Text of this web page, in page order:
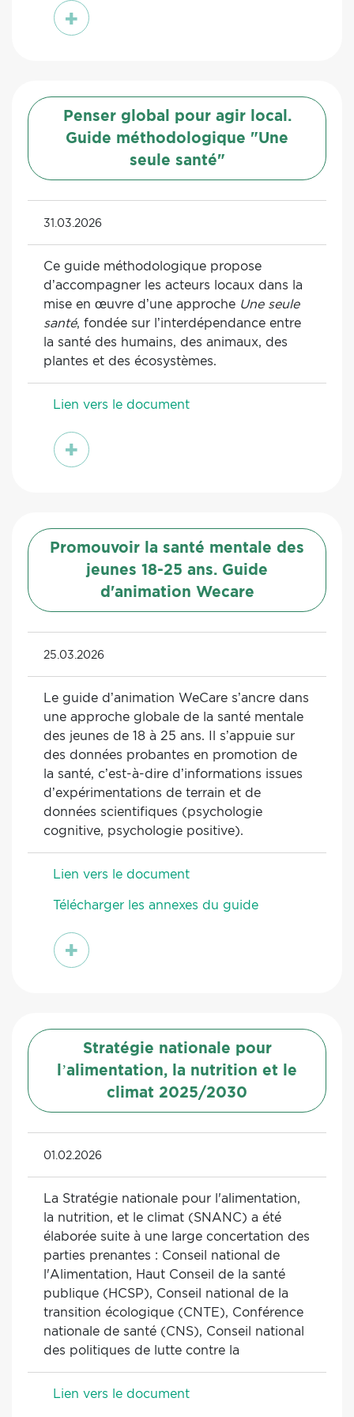
voir
Penser global pour agir local.
Guide méthodologique "Une
seule santé"
31.03.2026
Ce guide méthodologique propose
d’accompagner les acteurs locaux dans la
mise en œuvre d’une approche Une seule
santé, fondée sur l’interdépendance entre
la santé des humains, des animaux, des
plantes et des écosystèmes.
Lien vers le document
voir
Promouvoir la santé mentale des
jeunes 18-25 ans. Guide
d'animation Wecare
25.03.2026
Le guide d’animation WeCare s’ancre dans
une approche globale de la santé mentale
des jeunes de 18 à 25 ans. Il s’appuie sur
des données probantes en promotion de
la santé, c’est-à-dire d’informations issues
d’expérimentations de terrain et de
données scientifiques (psychologie
cognitive, psychologie positive).
Lien vers le document
Télécharger les annexes du guide
voir
Stratégie nationale pour
l’alimentation, la nutrition et le
climat 2025/2030
01.02.2026
La Stratégie nationale pour l'alimentation,
la nutrition, et le climat (SNANC) a été
élaborée suite à une large concertation des
parties prenantes : Conseil national de
l'Alimentation, Haut Conseil de la santé
publique (HCSP), Conseil national de la
transition écologique (CNTE), Conférence
nationale de santé (CNS), Conseil national
des politiques de lutte contre la
Lien vers le document